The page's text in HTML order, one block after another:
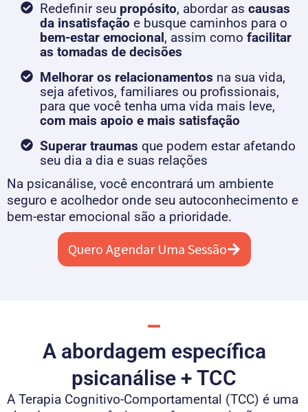
Redefinir seu propósito, abordar as causas
da insatisfação e busque caminhos para o
bem-estar emocional, assim como facilitar
as tomadas de decisões
Melhorar os relacionamentos na sua vida,
seja afetivos, familiares ou profissionais,
para que você tenha uma vida mais leve,
com mais apoio e mais satisfação
Superar traumas que podem estar afetando
seu dia a dia e suas relações
Na psicanálise, você encontrará um ambiente
seguro e acolhedor onde seu autoconhecimento e
bem-estar emocional são a prioridade.
Quero Agendar Uma Sessão
A abordagem específica
psicanálise + TCC
A Terapia Cognitivo-Comportamental (TCC) é uma